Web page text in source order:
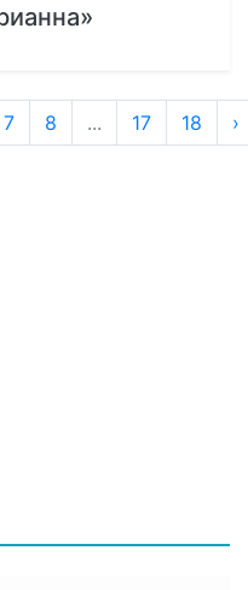
7 8 ... 17 18 ›